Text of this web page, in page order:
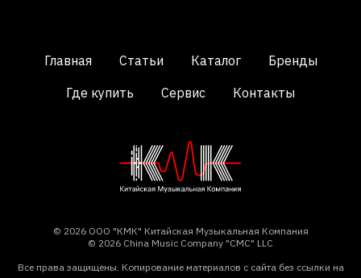
Главная Статьи Каталог
Бренды
Где купить
Сервис Контакты
© 2026 ООО "КМК" Китайская Музыкальная Компания
© 2026 China Music Company "CMC" LLC
Все права защищены. Копирование материалов с сайта без ссылки на